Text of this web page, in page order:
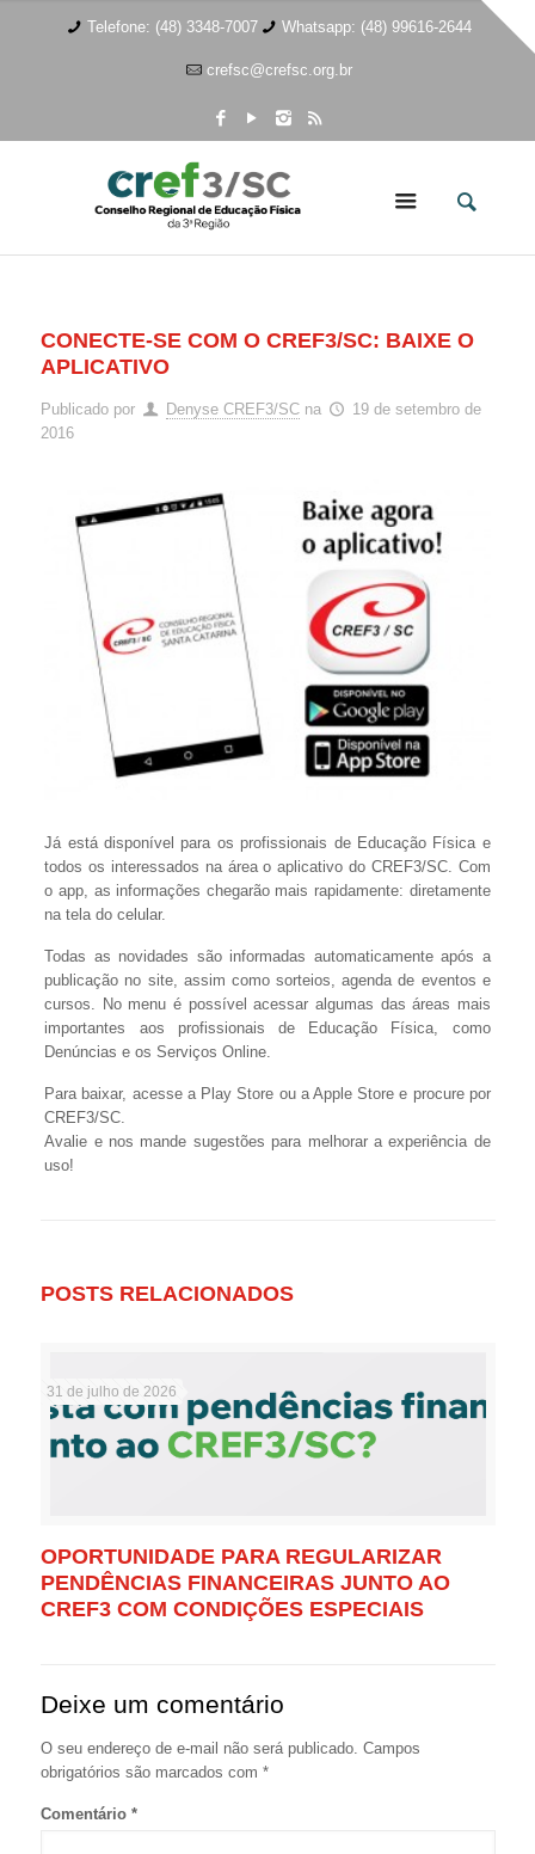
Telefone: (48) 3348-7007 Whatsapp: (48) 99616-2644
crefsc@crefsc.org.br
CONECTE-SE COM O CREF3/SC: BAIXE O
APLICATIVO
Publicado por Denyse CREF3/SC na
19 de setembro de
2016
Já está disponível para os profissionais de Educação Física e
todos os interessados na área o aplicativo do CREF3/SC. Com
o app, as informações chegarão mais rapidamente: diretamente
na tela do celular.
Todas as novidades são informadas automaticamente após a
publicação no site, assim como sorteios, agenda de eventos e
cursos. No menu é possível acessar algumas das áreas mais
importantes aos profissionais de Educação Física, como
Denúncias e os Serviços Online.
Para baixar, acesse a Play Store ou a Apple Store e procure por
CREF3/SC.
Avalie e nos mande sugestões para melhorar a experiência de
uso!
POSTS RELACIONADOS
31 de julho de 2026
OPORTUNIDADE PARA REGULARIZAR
PENDÊNCIAS FINANCEIRAS JUNTO AO
CREF3 COM CONDIÇÕES ESPECIAIS
Deixe um comentário
O seu endereço de e-mail não será publicado. Campos
obrigatórios são marcados com *
Comentário *